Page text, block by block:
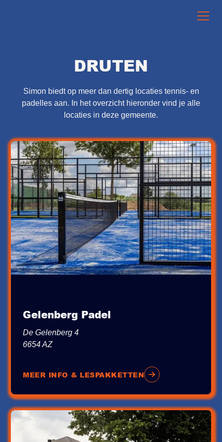
DRUTEN
Simon biedt op meer dan dertig locaties tennis- en
padelles aan. In het overzicht hieronder vind je alle
locaties in deze gemeente.
Gelenberg Padel
De Gelenberg 4
6654 AZ
MEER INFO & LESPAKKETTEN